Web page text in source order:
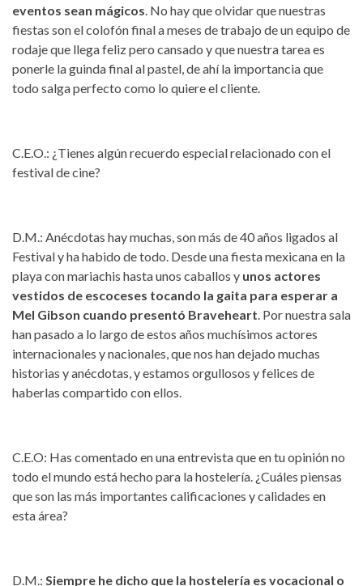
eventos sean mágicos. No hay que olvidar que nuestras
fiestas son el colofón final a meses de trabajo de un equipo de
rodaje que llega feliz pero cansado y que nuestra tarea es
ponerle la guinda final al pastel, de ahí la importancia que
todo salga perfecto como lo quiere el cliente.
C.E.O.: ¿Tienes algún recuerdo especial relacionado con el
festival de cine?
D.M.: Anécdotas hay muchas, son más de 40 años ligados al
Festival y ha habido de todo. Desde una fiesta mexicana en la
playa con mariachis hasta unos caballos y unos actores
vestidos de escoceses tocando la gaita para esperar a
Mel Gibson cuando presentó Braveheart. Por nuestra sala
han pasado a lo largo de estos años muchísimos actores
internacionales y nacionales, que nos han dejado muchas
historias y anécdotas, y estamos orgullosos y felices de
haberlas compartido con ellos.
C.E.O: Has comentado en una entrevista que en tu opinión no
todo el mundo está hecho para la hostelería. ¿Cuáles piensas
que son las más importantes calificaciones y calidades en
esta área?
D.M.: Siempre he dicho que la hostelería es vocacional o